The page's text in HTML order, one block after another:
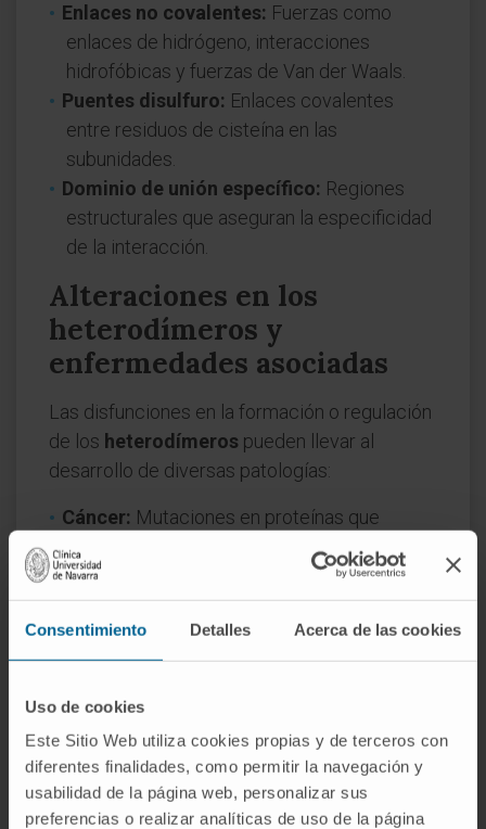
Consentimiento Detalles Acerca de las cookies
Uso de cookies
Este Sitio Web utiliza cookies propias y de terceros con
diferentes finalidades, como permitir la navegación y
usabilidad de la página web, personalizar sus
preferencias o realizar analíticas de uso de la página
Enlaces no covalentes: Fuerzas como
enlaces de hidrógeno, interacciones
hidrofóbicas y fuerzas de Van der Waals.
Puentes disulfuro: Enlaces covalentes
entre residuos de cisteína en las
subunidades.
Dominio de unión específico: Regiones
estructurales que aseguran la especificidad
de la interacción.
Alteraciones en los
heterodímeros y
enfermedades asociadas
Las disfunciones en la formación o regulación
de los heterodímeros pueden llevar al
desarrollo de diversas patologías:
Cáncer: Mutaciones en proteínas que
forman heterodímeros pueden activar vías
oncogénicas.
Enfermedades autoinmunes:Alteraciones
en heterodímeros del sistema inmune
pueden desencadenar respuestas
heterodímeros implicados en el
metabolismo puede contribuir a
enfermedades como la diabetes.